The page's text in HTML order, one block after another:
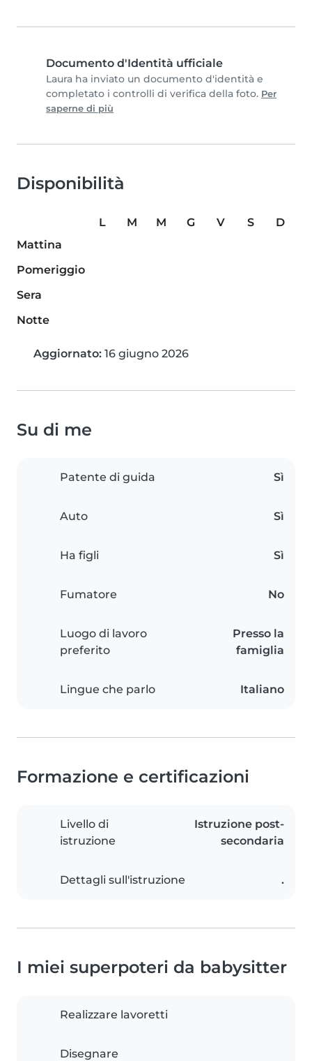
Documento d'Identità ufficiale
Laura ha inviato un documento d'identità e
completato i controlli di verifica della foto. Per
saperne di più
Disponibilità
L M M G V S
D
Mattina
Pomeriggio
Sera
Notte
Aggiornato: 16 giugno 2026
Su di me
Patente di guida Sì
Auto Sì
Ha figli Sì
Fumatore No
Luogo di lavoro
preferito
Presso la
famiglia
Lingue che parlo Italiano
Formazione e certificazioni
Livello di
istruzione
Istruzione post-
secondaria
Dettagli sull'istruzione .
I miei superpoteri da babysitter
Realizzare lavoretti
Disegnare